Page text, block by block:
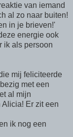
van iemand
al zo naar buiten!
in je brieven!'
energie ook
ik als persoon
mij feliciteerde
met een
al mijn
Er zit een
ik nog een